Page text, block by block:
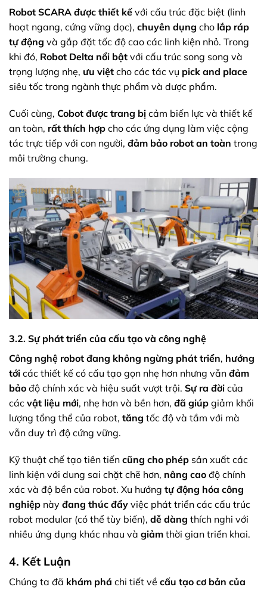
Robot SCARA được thiết kế với cấu trúc đặc biệt (linh
hoạt ngang, cứng vững dọc), chuyên dụng cho lắp ráp
tự động và gắp đặt tốc độ cao các linh kiện nhỏ. Trong
khi đó, Robot Delta nổi bật với cấu trúc song song và
trọng lượng nhẹ, ưu việt cho các tác vụ pick and place
siêu tốc trong ngành thực phẩm và dược phẩm.
Cuối cùng, Cobot được trang bị cảm biến lực và thiết kế
an toàn, rất thích hợp cho các ứng dụng làm việc cộng
tác trực tiếp với con người, đảm bảo robot an toàn trong
môi trường chung.
3.2. Sự phát triển của cấu tạo và công nghệ
Công nghệ robot đang không ngừng phát triển, hướng
tới các thiết kế có cấu tạo gọn nhẹ hơn nhưng vẫn đảm
bảo độ chính xác và hiệu suất vượt trội. Sự ra đời của
các vật liệu mới, nhẹ hơn và bền hơn, đã giúp giảm khối
lượng tổng thể của robot, tăng tốc độ và tầm với mà
vẫn duy trì độ cứng vững.
Kỹ thuật chế tạo tiên tiến cũng cho phép sản xuất các
linh kiện với dung sai chặt chẽ hơn, nâng cao độ chính
xác và độ bền của robot. Xu hướng tự động hóa công
nghiệp này đang thúc đẩy việc phát triển các cấu trúc
robot modular (có thể tùy biến), dễ dàng thích nghi với
nhiều ứng dụng khác nhau và giảm thời gian triển khai.
4. Kết Luận
Chúng ta đã khám phá chi tiết về cấu tạo cơ bản của